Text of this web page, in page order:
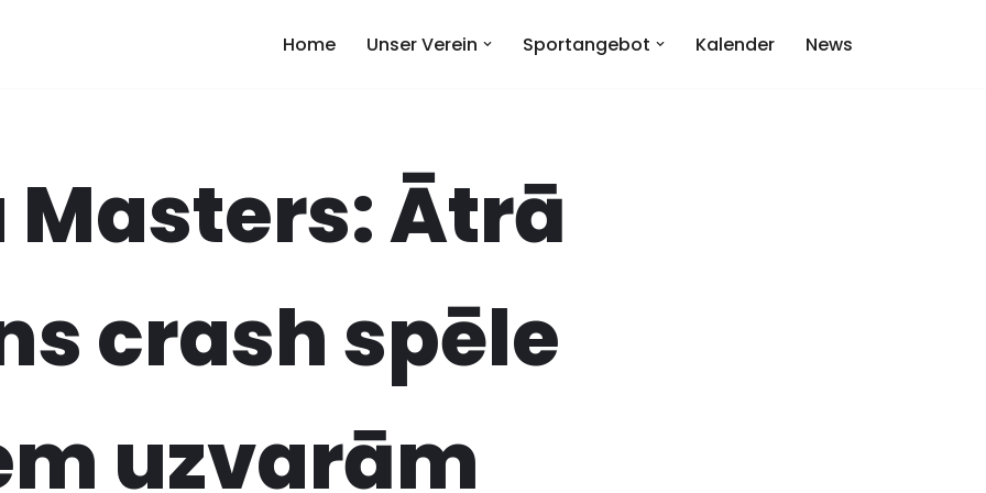
Home Unser Verein Sportangebot Kalender News
Ātrā
crash spēle
uzvarām